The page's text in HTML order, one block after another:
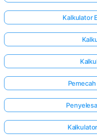
Kalkulator